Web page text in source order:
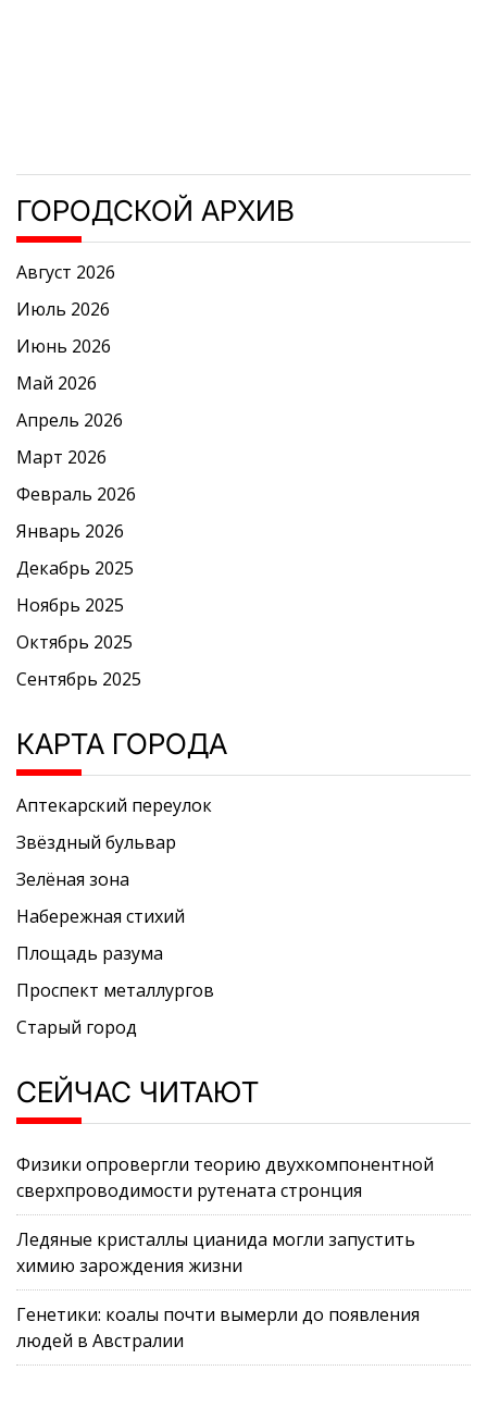
ГОРОДСКОЙ АРХИВ
Август 2026
Июль 2026
Июнь 2026
Май 2026
Апрель 2026
Март 2026
Февраль 2026
Январь 2026
Декабрь 2025
Ноябрь 2025
Октябрь 2025
Сентябрь 2025
КАРТА ГОРОДА
Аптекарский переулок
Звёздный бульвар
Зелёная зона
Набережная стихий
Площадь разума
Проспект металлургов
Старый город
СЕЙЧАС ЧИТАЮТ
Физики опровергли теорию двухкомпонентной
сверхпроводимости рутената стронция
Ледяные кристаллы цианида могли запустить
химию зарождения жизни
Генетики: коалы почти вымерли до появления
людей в Австралии